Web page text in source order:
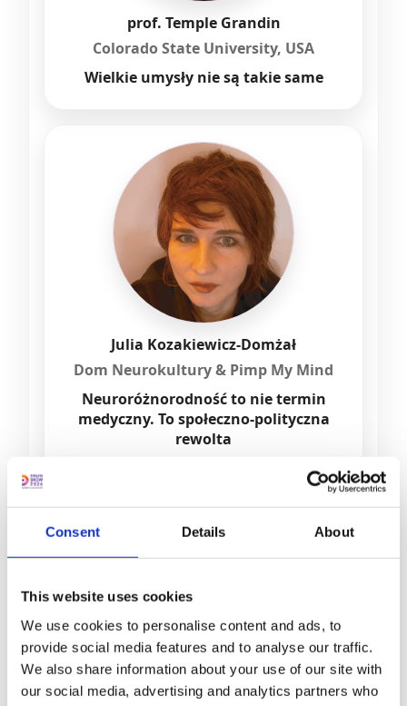
Consent Details About
This website uses cookies
We use cookies to personalise content and ads, to
provide social media features and to analyse our traffic.
We also share information about your use of our site with
our social media, advertising and analytics partners who
prof. Temple Grandin
Colorado State University, USA
Wielkie umysły nie są takie same
Julia Kozakiewicz-Domżał
Dom Neurokultury & Pimp My Mind
Neuroróżnorodność to nie termin
medyczny. To społeczno-polityczna
rewolta